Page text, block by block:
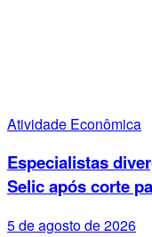
Atividade Econômica
Especialistas
Selic após corte
5 de agosto de 2026